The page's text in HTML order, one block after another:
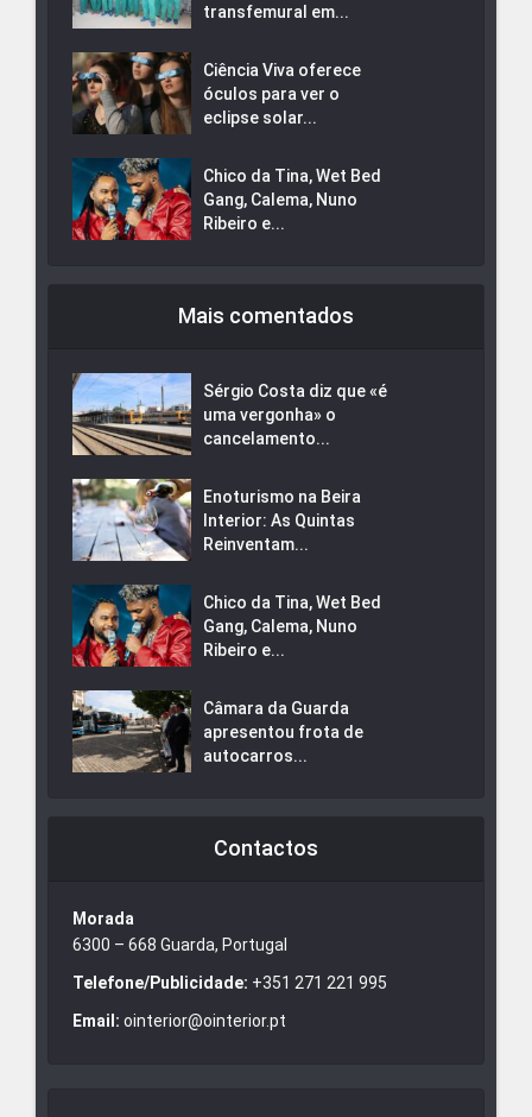
transfemural em...
Ciência Viva oferece
óculos para ver o
eclipse solar...
Chico da Tina, Wet Bed
Gang, Calema, Nuno
Ribeiro e...
Mais comentados
Sérgio Costa diz que «é
uma vergonha» o
cancelamento...
Enoturismo na Beira
Interior: As Quintas
Reinventam...
Chico da Tina, Wet Bed
Gang, Calema, Nuno
Ribeiro e...
Câmara da Guarda
apresentou frota de
autocarros...
Contactos
Morada
6300 – 668 Guarda, Portugal
Telefone/Publicidade: +351 271 221 995
Email: ointerior@ointerior.pt